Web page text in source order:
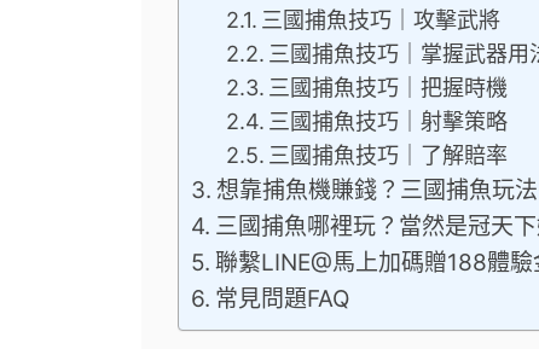
三國捕魚技巧｜攻擊武將
三國捕魚技巧｜掌握武器用
三國捕魚技巧｜把握時機
三國捕魚技巧｜射擊策略
三國捕魚技巧｜了解賠率
想靠捕魚機賺錢？三國捕魚玩法
三國捕魚哪裡玩？當然是冠天下
聯繫LINE@馬上加碼贈188體驗
常見問題FAQ